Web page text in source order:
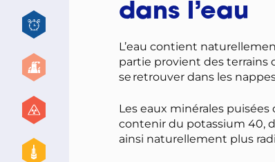
dans l’eau
L’eau contient
partie provient des terrains
se retrouver dans les
Les eaux minérales
contenir du potassium 40,
ainsi naturellement plus